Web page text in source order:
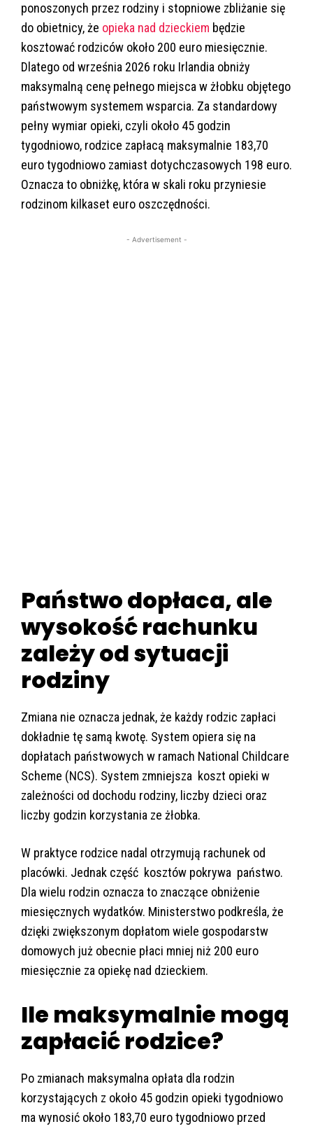
ponoszonych przez rodziny i stopniowe zbliżanie się
do obietnicy, że opieka nad dzieckiem będzie
kosztować rodziców około 200 euro miesięcznie.
Dlatego od września 2026 roku Irlandia obniży
maksymalną cenę pełnego miejsca w żłobku objętego
państwowym systemem wsparcia. Za standardowy
pełny wymiar opieki, czyli około 45 godzin
tygodniowo, rodzice zapłacą maksymalnie 183,70
euro tygodniowo zamiast dotychczasowych 198 euro.
Oznacza to obniżkę, która w skali roku przyniesie
rodzinom kilkaset euro oszczędności.
- Advertisement -
Państwo dopłaca, ale
wysokość rachunku
zależy od sytuacji
rodziny
Zmiana nie oznacza jednak, że każdy rodzic zapłaci
dokładnie tę samą kwotę. System opiera się na
dopłatach państwowych w ramach National Childcare
Scheme (NCS). System zmniejsza koszt opieki w
zależności od dochodu rodziny, liczby dzieci oraz
liczby godzin korzystania ze żłobka.
W praktyce rodzice nadal otrzymują rachunek od
placówki. Jednak część kosztów pokrywa państwo.
Dla wielu rodzin oznacza to znaczące obniżenie
miesięcznych wydatków. Ministerstwo podkreśla, że
dzięki zwiększonym dopłatom wiele gospodarstw
domowych już obecnie płaci mniej niż 200 euro
miesięcznie za opiekę nad dzieckiem.
Ile maksymalnie mogą
zapłacić rodzice?
Po zmianach maksymalna opłata dla rodzin
korzystających z około 45 godzin opieki tygodniowo
ma wynosić około 183,70 euro tygodniowo przed